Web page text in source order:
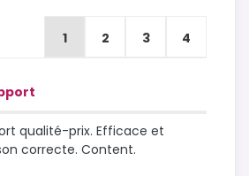
1 2 3 4
qualité-prix. Efficace et
correcte. Content.